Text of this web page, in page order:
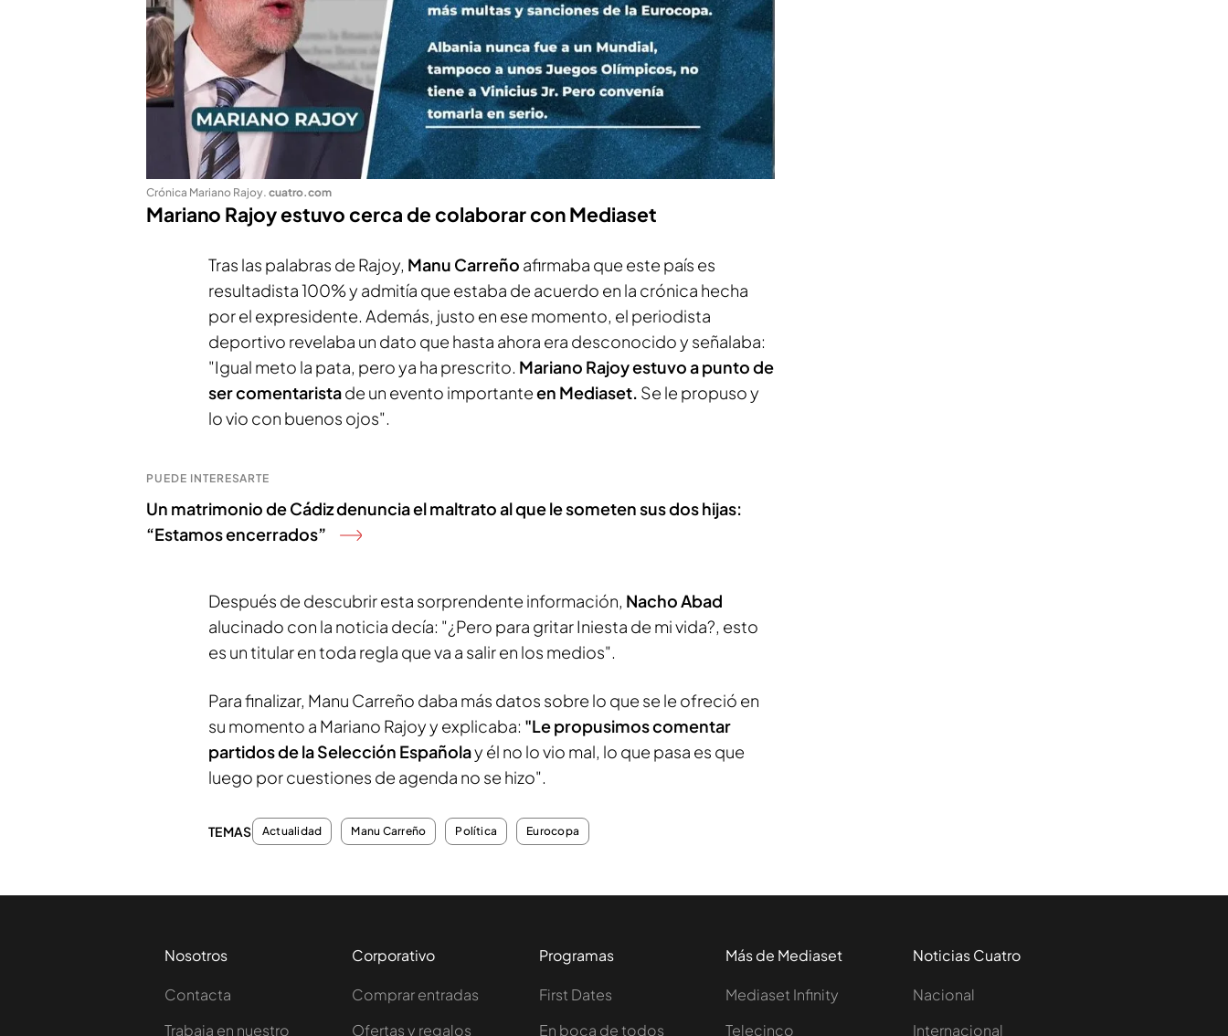
Crónica Mariano Rajoy. cuatro.com
Mariano Rajoy estuvo cerca de colaborar con Mediaset
Tras las palabras de Rajoy, Manu Carreño afirmaba que este país es
resultadista 100% y admitía que estaba de acuerdo en la crónica hecha
por el expresidente. Además, justo en ese momento, el periodista
deportivo revelaba un dato que hasta ahora era desconocido y señalaba:
"Igual meto la pata, pero ya ha prescrito. Mariano Rajoy estuvo a punto de
ser comentaristade un evento importanteen Mediaset. Se le propuso y
lo vio con buenos ojos".
PUEDE INTERESARTE
Un matrimonio de Cádiz denuncia el maltrato al que le someten sus dos hijas:
“Estamos encerrados”
Después de descubrir esta sorprendente información, Nacho Abad
alucinado con la noticia decía: "¿Pero para gritar Iniesta de mi vida?, esto
es un titular en toda regla que va a salir en los medios".
Para finalizar, Manu Carreño daba más datos sobre lo que se le ofreció en
su momento a Mariano Rajoy y explicaba: "Le propusimos comentar
partidos de la Selección Españolay él no lo vio mal, lo que pasa es que
luego por cuestiones de agenda no se hizo".
TEMAS Actualidad Manu Carreño Política Eurocopa
Nosotros
Contacta
Trabaja en nuestro
Corporativo
Comprar entradas
Ofertas y regalos
Programas
First Dates
En boca de todos
Más de Mediaset
Mediaset Infinity
Telecinco
Noticias Cuatro
Nacional
Internacional